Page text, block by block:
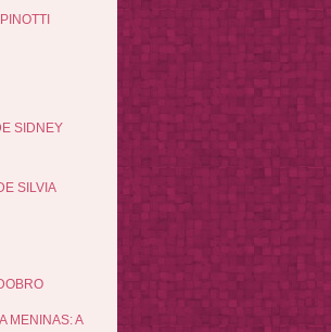
SIDNEY
SILVIA
MENINAS: A